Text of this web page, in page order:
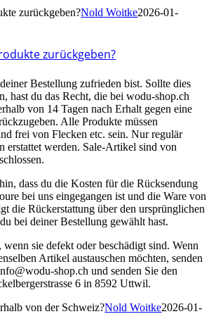
zurückgeben?Nold Woitke2026-01-
zurückgeben?
Bestellung zufrieden bist. Sollte dies
hast du das Recht, die bei wodu-shop.ch
von 14 Tagen nach Erhalt gegen eine
Alle Produkte müssen
frei von Flecken etc. sein. Nur regulär
erstattet werden. Sale-Artikel sind von
dass du die Kosten für die Rücksendung
bei uns eingegangen ist und die Ware von
die Rückerstattung über den ursprünglichen
bei deiner Bestellung gewählt hast.
sie defekt oder beschädigt sind. Wenn
Artikel austauschen möchten, senden
shop.ch und senden Sie den
6 in 8592 Uttwil.
von der Schweiz?Nold Woitke2026-01-